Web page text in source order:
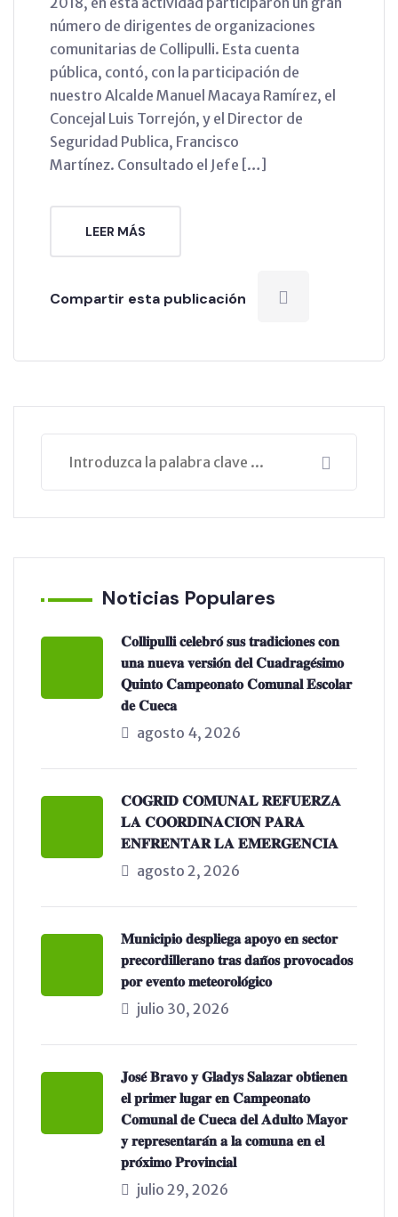
número de dirigentes de organizaciones
comunitarias de Collipulli. Esta cuenta
pública, contó, con la participación de
nuestro Alcalde Manuel Macaya Ramírez, el
Concejal Luis Torrejón, y el Director de
Seguridad Publica, Francisco
Martínez. Consultado el Jefe […]
LEER MÁS
Compartir esta publicación
Noticias Populares
𝐂𝐨𝐥𝐥𝐢𝐩𝐮𝐥𝐥𝐢 𝐜𝐞𝐥𝐞𝐛𝐫𝐨́ 𝐬𝐮𝐬 𝐭𝐫𝐚𝐝𝐢𝐜𝐢𝐨𝐧𝐞𝐬 𝐜𝐨𝐧
𝐮𝐧𝐚 𝐧𝐮𝐞𝐯𝐚 𝐯𝐞𝐫𝐬𝐢𝐨́𝐧 𝐝𝐞𝐥 𝐂𝐮𝐚𝐝𝐫𝐚𝐠𝐞́𝐬𝐢𝐦𝐨
𝐐𝐮𝐢𝐧𝐭𝐨 𝐂𝐚𝐦𝐩𝐞𝐨𝐧𝐚𝐭𝐨 𝐂𝐨𝐦𝐮𝐧𝐚𝐥 𝐄𝐬𝐜𝐨𝐥𝐚𝐫
𝐝𝐞 𝐂𝐮𝐞𝐜𝐚
agosto 4, 2026
𝐂𝐎𝐆𝐑𝐈𝐃 𝐂𝐎𝐌𝐔𝐍𝐀𝐋 𝐑𝐄𝐅𝐔𝐄𝐑𝐙𝐀
𝐋𝐀 𝐂𝐎𝐎𝐑𝐃𝐈𝐍𝐀𝐂𝐈𝐎́𝐍 𝐏𝐀𝐑𝐀
𝐄𝐍𝐅𝐑𝐄𝐍𝐓𝐀𝐑 𝐋𝐀 𝐄𝐌𝐄𝐑𝐆𝐄𝐍𝐂𝐈𝐀
agosto 2, 2026
𝐌𝐮𝐧𝐢𝐜𝐢𝐩𝐢𝐨 𝐝𝐞𝐬𝐩𝐥𝐢𝐞𝐠𝐚 𝐚𝐩𝐨𝐲𝐨 𝐞𝐧 𝐬𝐞𝐜𝐭𝐨𝐫
𝐩𝐫𝐞𝐜𝐨𝐫𝐝𝐢𝐥𝐥𝐞𝐫𝐚𝐧𝐨 𝐭𝐫𝐚𝐬 𝐝𝐚𝐧̃𝐨𝐬 𝐩𝐫𝐨𝐯𝐨𝐜𝐚𝐝𝐨𝐬
𝐩𝐨𝐫 𝐞𝐯𝐞𝐧𝐭𝐨 𝐦𝐞𝐭𝐞𝐨𝐫𝐨𝐥𝐨́𝐠𝐢𝐜𝐨
julio 30, 2026
𝐉𝐨𝐬𝐞́ 𝐁𝐫𝐚𝐯𝐨 𝐲 𝐆𝐥𝐚𝐝𝐲𝐬 𝐒𝐚𝐥𝐚𝐳𝐚𝐫 𝐨𝐛𝐭𝐢𝐞𝐧𝐞𝐧
𝐞𝐥 𝐩𝐫𝐢𝐦𝐞𝐫 𝐥𝐮𝐠𝐚𝐫 𝐞𝐧 𝐂𝐚𝐦𝐩𝐞𝐨𝐧𝐚𝐭𝐨
𝐂𝐨𝐦𝐮𝐧𝐚𝐥 𝐝𝐞 𝐂𝐮𝐞𝐜𝐚 𝐝𝐞𝐥 𝐀𝐝𝐮𝐥𝐭𝐨 𝐌𝐚𝐲𝐨𝐫
𝐲 𝐫𝐞𝐩𝐫𝐞𝐬𝐞𝐧𝐭𝐚𝐫𝐚́𝐧 𝐚 𝐥𝐚 𝐜𝐨𝐦𝐮𝐧𝐚 𝐞𝐧 𝐞𝐥
𝐩𝐫𝐨́𝐱𝐢𝐦𝐨 𝐏𝐫𝐨𝐯𝐢𝐧𝐜𝐢𝐚𝐥
julio 29, 2026